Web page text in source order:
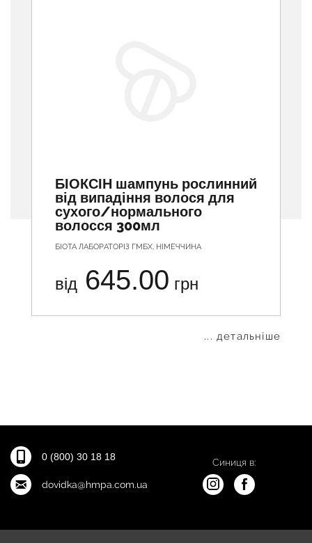
БІОКСІН шампунь рослинний
від випадіння волося для
сухого/нормального
волосся 300мл
БІОТА ЛАБОРАТОРІЗ ГМБХ, НІМЕЧЧИНА
від 645.00 грн
... детальніше
0 (800) 30 18 18
dovidka@hmpa.com.ua
Синиця в: